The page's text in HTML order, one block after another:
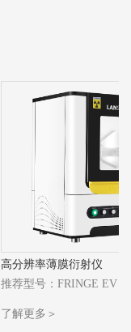
高分辨率薄膜衍射仪
推荐型号：FRINGE EV
了解更多＞